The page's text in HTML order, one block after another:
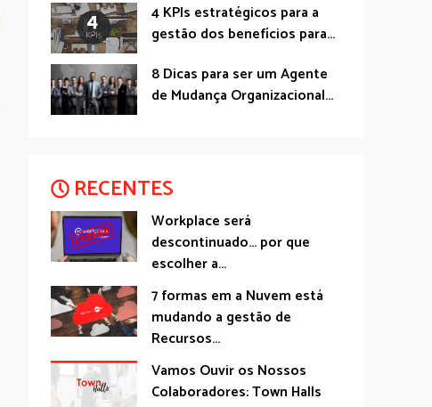
4 KPIs estratégicos para a
gestão dos benefícios para...
8 Dicas para ser um Agente
de Mudança Organizacional...
RECENTES
Workplace será
descontinuado… por que
escolher a...
7 formas em a Nuvem está
mudando a gestão de
Recursos...
Vamos Ouvir os Nossos
Colaboradores: Town Halls